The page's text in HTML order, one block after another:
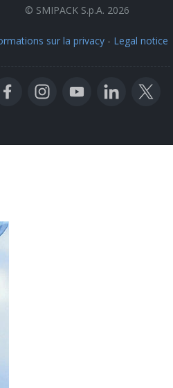
© SMIPACK S.p.A. 2026
sur la privacy - Legal notice